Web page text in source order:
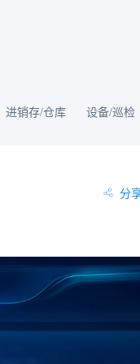
进销存/仓库 设备/巡检
分